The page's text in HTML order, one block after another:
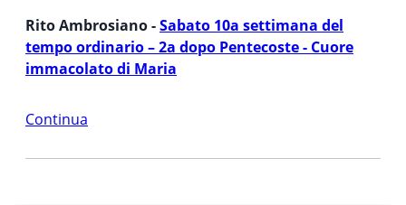
Rito Ambrosiano -Sabato 10a settimana del
tempo ordinario – 2a dopo Pentecoste - Cuore
immacolato di Maria
Continua